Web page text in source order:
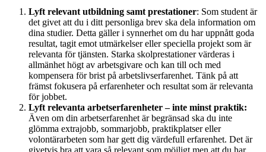
Lyft relevant utbildning samt prestationer: Som student är
det givet att du i ditt personliga brev ska dela information om
dina studier. Detta gäller i synnerhet om du har uppnått goda
resultat, tagit emot utmärkelser eller speciella projekt som är
relevanta för tjänsten. Starka skolprestationer värderas i
allmänhet högt av arbetsgivare och kan till och med
kompensera för brist på arbetslivserfarenhet. Tänk på att
främst fokusera på erfarenheter och resultat som är relevanta
för jobbet.
Lyft relevanta arbetserfarenheter – inte minst praktik:
Även om din arbetserfarenhet är begränsad ska du inte
glömma extrajobb, sommarjobb, praktikplatser eller
volontärarbeten som har gett dig värdefull erfarenhet. Det är